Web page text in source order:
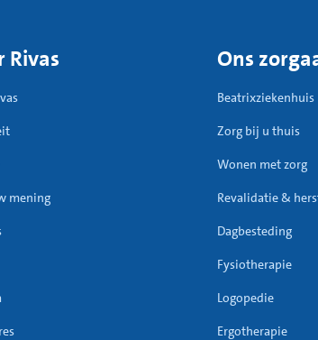
Rivas
mening
Ons
Beatrixziekenhuis
Zorg bij u thuis
Wonen met zorg
Revalidatie &
Dagbesteding
Fysiotherapie
Logopedie
Ergotherapie